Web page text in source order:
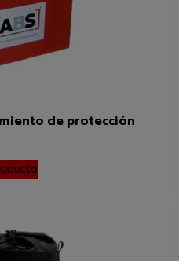
de protección